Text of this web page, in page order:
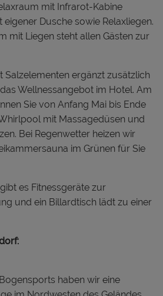
mit Infrarot-Kabine
Dusche sowie Relaxliegen.
mit Liegen steht allen Gästen zur
Salzelementen ergänzt zusätzlich
Wellnessangebot im Hotel. Am
Sie von Anfang Mai bis Ende
mit Massagedüsen und
Bei Regenwetter heizen wir
im Grünen für Sie
es Fitnessgeräte zur
und ein Billardtisch lädt zu einer
haben wir eine